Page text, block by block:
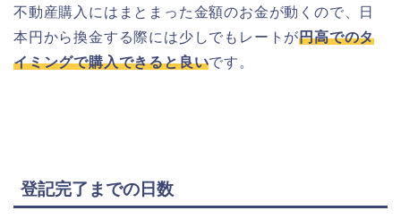
不動産購入にはまとまった金額のお金が動くので、日
本円から換金する際には少しでもレートが円高でのタ
イミングで購入できると良いです。
登記完了までの日数